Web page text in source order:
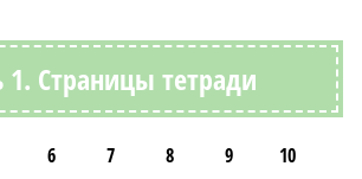
1. Страницы тетради
6 7 8 9
10